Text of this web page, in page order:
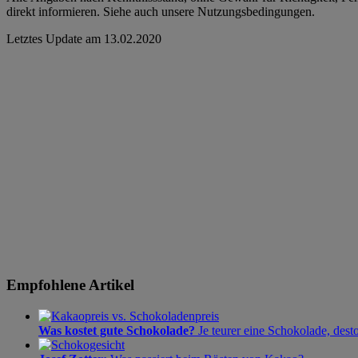
direkt informieren. Siehe auch unsere Nutzungsbedingungen.
Letztes Update am 13.02.2020
Empfohlene Artikel
Was kostet gute Schokolade? Je teurer eine Schokolade,